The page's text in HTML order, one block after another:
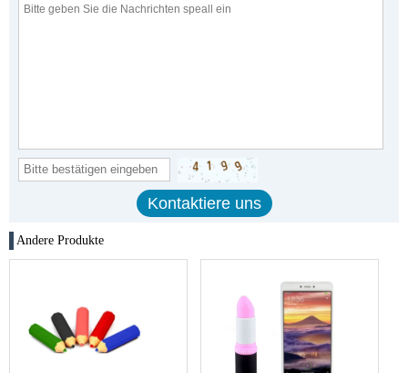
Andere Produkte